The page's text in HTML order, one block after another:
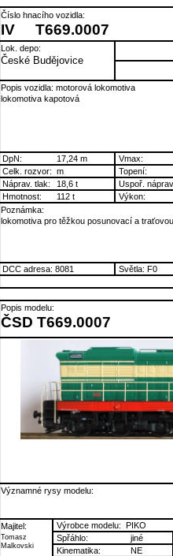
Číslo hnacího vozidla:
IV T669.0007
Lok. depo:
České Budějovice
Popis vozidla: motorová lokomotiva
lokomotiva kapotová
DpN: 17,24 m
Vmax:
Celk. rozvor: m
Topení:
Náprav. tlak:
18,6 t
Uspoř.
Hmotnost:
112 t
Výkon:
Poznámka:
lokomotiva pro těžkou posunovací a
DCC adresa: 8081 Světla: F0
Popis modelu:
ČSD T669.0007
Významné rysy modelu:
Majitel:
Tomasz
Malkovski
Výrobce modelu: PIKO
Spřáhlo:
jiné
Kinematika:
NE